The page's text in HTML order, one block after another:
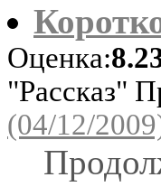
Оценка:
"Рассказ"
(04/12/